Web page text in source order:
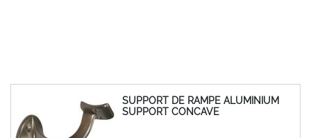
SUPPORT DE RAMPE ALUMINIUM
SUPPORT CONCAVE